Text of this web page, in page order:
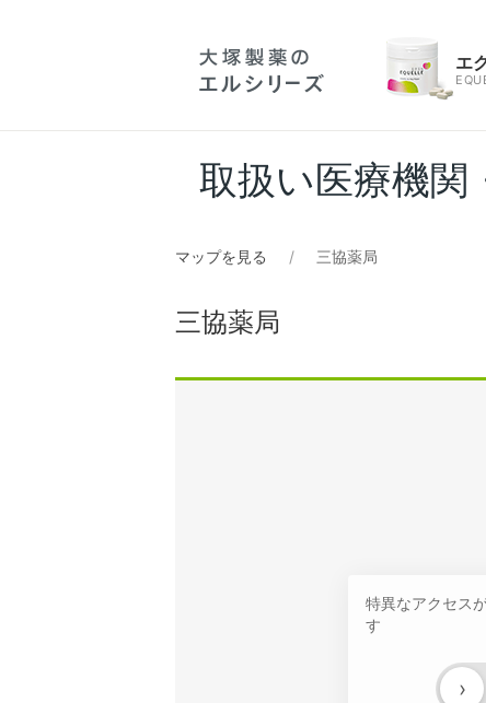
エ
取扱い医療機関
マップを見る 三協薬局
三協薬局
特異なアクセス
す
›